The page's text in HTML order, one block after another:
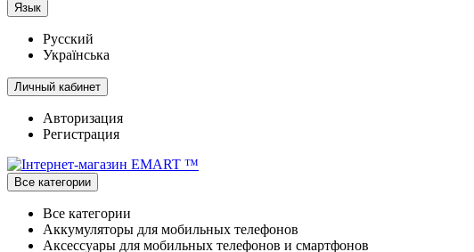
Язык
Русский
Українська
Личный кабинет
Авторизация
Регистрация
Все категории
Все категории
Аккумуляторы для мобильных телефонов
Аксессуары для мобильных телефонов и смартфонов